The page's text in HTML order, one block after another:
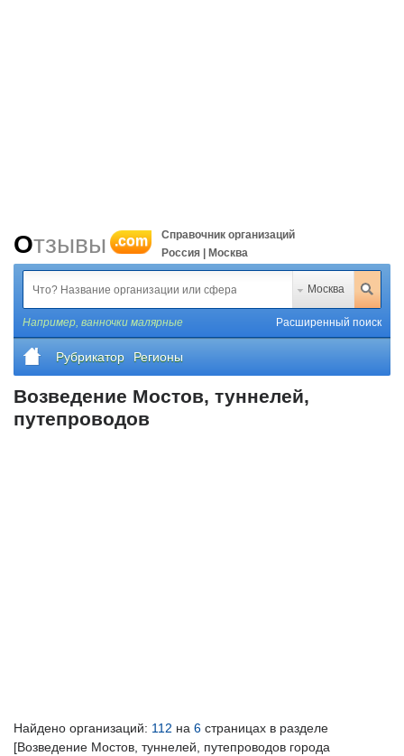
Отзывы .com
Справочник организаций
Россия | Москва
Москва
Например, ванночки малярные Расширенный поиск
Рубрикатор Регионы
Возведение Мостов, туннелей,
путепроводов
Найдено организаций: 112 на 6 страницах в разделе
[Возведение Мостов, туннелей, путепроводов города